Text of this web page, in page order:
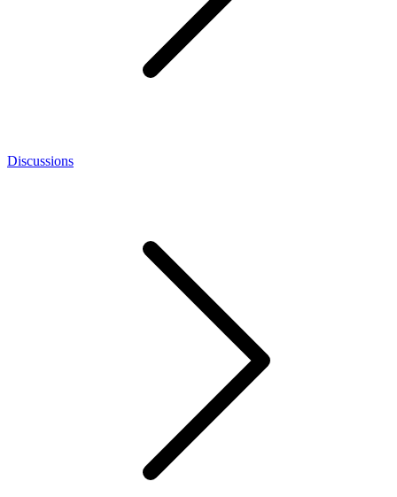
Discussions